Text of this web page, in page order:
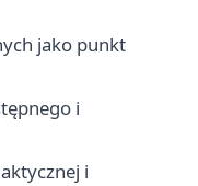
jako punkt
i
i